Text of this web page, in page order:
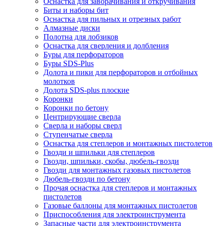
Биты и наборы бит
Оснастка для пильных и отрезных работ
Алмазные диски
Полотна для лобзиков
Оснастка для сверления и долбления
Буры для перфораторов
Буры SDS-Plus
Долота и пики для перфораторов и отбойных
молотков
Долота SDS-plus плоские
Коронки
Коронки по бетону
Центрирующие сверла
Сверла и наборы сверл
Ступенчатые сверла
Оснастка для степлеров и монтажных пистолетов
Гвозди и шпильки для степлеров
Гвозди, шпильки, скобы, дюбель-гвозди
Гвозди для монтажных газовых пистолетов
Дюбель-гвозди по бетону
Прочая оснастка для степлеров и монтажных
пистолетов
Газовые баллоны для монтажных пистолетов
Приспособления для электроинструмента
Запасные части для электроинструмента